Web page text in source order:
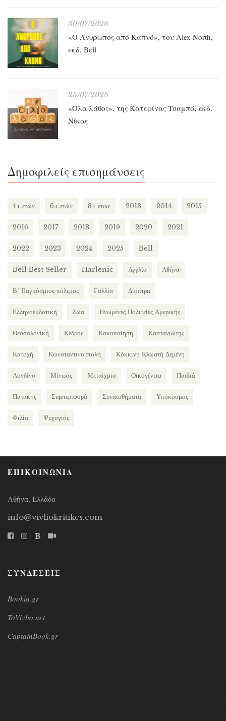
30/07/2026
«O Άνθρωπος από Καπνό», του Alex North,
εκδ. Bell
25/07/2026
«Όλα λάθος», της Κατερίνας Τσαμπά, εκδ.
Νίκας
Δημοφιλείς επισημάνσεις
4+ ετών 6+ ετών 8+ ετών 2013 2014 2015
2016 2017 2018 2019 2020 2021
2022 2023 2024 2025 Bell
Bell Best Seller Harlenic Αγγλία Αθήνα
Β΄ Παγκόσμιος πόλεμος Γαλλία Διόπτρα
Ελληνοεκδοτική Ζώα Ηνωμένες Πολιτείες Αμερικής
Θεσσαλονίκη Κέδρος Κακοποίηση Καστανιώτης
Κατοχή Κωνσταντινούπολη Κόκκινη Κλωστή Δεμένη
Λονδίνο Μίνωας Μεταίχμιο Οικογένεια Παιδιά
Πατάκης Συμπεριφορά Συναισθήματα Υπόκοσμος
Φιλία Ψυχογιός
ΕΠΙΚΟΙΝΩΝΙΑ
Αθήνα, Ελλάδα
info@vivliokritikes.com
ΣΥΝΔΕΣΕΙΣ
Bookia.gr
ToVivlio.net
CaptainBook.gr